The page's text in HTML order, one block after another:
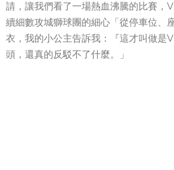
請，讓我們看了一場熱血沸騰的比賽，
續細數攻城獅球團的細心「從停車位、
衣，我的小公主告訴我：『這才叫做是
頭，還真的反駁不了什麼。」